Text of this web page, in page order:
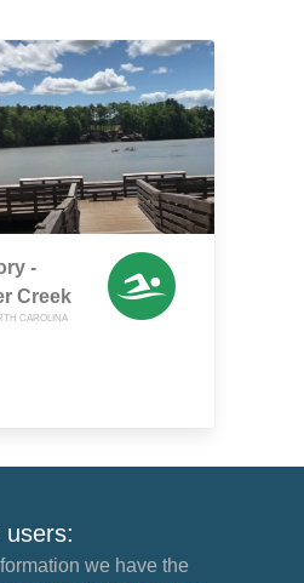
-
Creek
CAROLINA
we have the